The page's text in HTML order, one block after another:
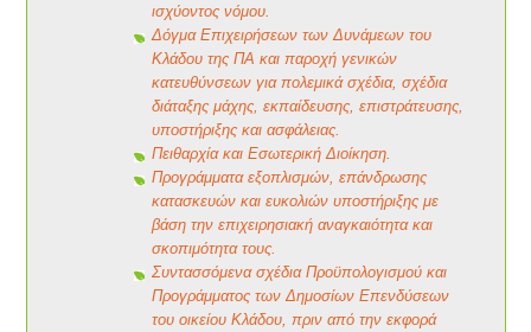
ισχύοντος νόμου.
Δόγμα Επιχειρήσεων των Δυνάμεων του
Κλάδου της ΠΑ και παροχή γενικών
κατευθύνσεων για πολεμικά σχέδια, σχέδια
διάταξης μάχης, εκπαίδευσης, επιστράτευσης,
υποστήριξης και ασφάλειας.
Πειθαρχία και Εσωτερική Διοίκηση.
Προγράμματα εξοπλισμών, επάνδρωσης
κατασκευών και ευκολιών υποστήριξης με
βάση την επιχειρησιακή αναγκαιότητα και
σκοπιμότητα τους.
Συντασσόμενα σχέδια Προϋπολογισμού και
Προγράμματος των Δημοσίων Επενδύσεων
του οικείου Κλάδου, πριν από την εκφορά